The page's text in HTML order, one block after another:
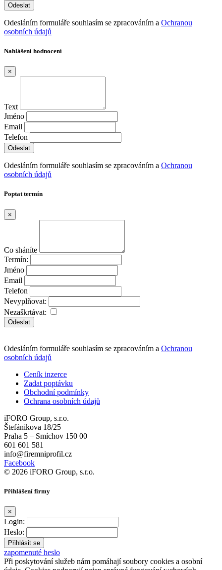
Odesláním formuláře souhlasím se zpracováním a Ochranou
osobních údajů
Nahlášení hodnocení
×
Text
Jméno
Email
Telefon
Odesláním formuláře souhlasím se zpracováním a Ochranou
osobních údajů
Poptat termín
×
Co sháníte
Termín:
Jméno
Email
Telefon
Nevyplňovat:
Nezaškrtávat:
Odeslat
Odesláním formuláře souhlasím se zpracováním a Ochranou
osobních údajů
Ceník inzerce
Zadat poptávku
Obchodní podmínky
Ochrana osobních údajů
iFORO Group, s.r.o.
Štefánikova 18/25
Praha 5 – Smíchov 150 00
601 601 581
info@firemniprofil.cz
Facebook
© 2026 iFORO Group, s.r.o.
Přihlášení firmy
×
Login:
Heslo:
zapomenuté heslo
Při poskytování služeb nám pomáhají soubory cookies a osobní